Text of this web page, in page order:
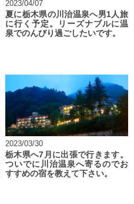
2023/04/07
夏に栃木県の川治温泉へ男1人旅
に行く予定。リーズナブルに温
泉でのんびり過ごしたいです。
2023/03/30
栃木県へ7月に出張で行きます。
ついでに川治温泉へ寄るのでお
すすめの宿を教えて下さい。